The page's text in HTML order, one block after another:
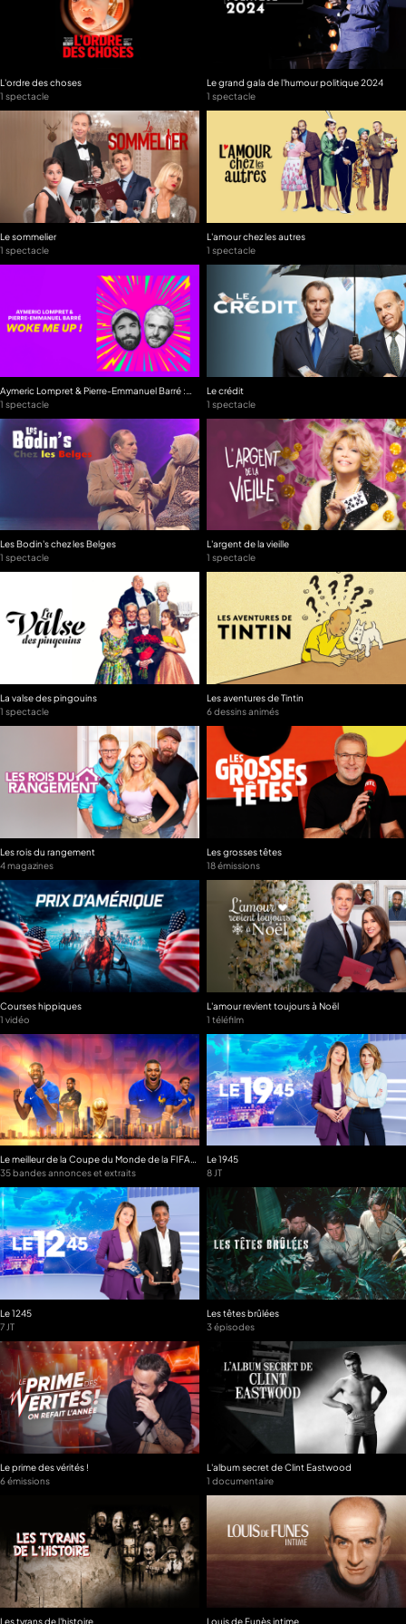
L'ordre des choses
1 spectacle
Le grand gala de l'humour politique 2024
1 spectacle
Le sommelier
1 spectacle
L'amour chez les autres
1 spectacle
Aymeric Lompret & Pierre-Emmanuel Barré :
Woke me up !
1 spectacle
Le crédit
1 spectacle
Les Bodin's chez les Belges
1 spectacle
L'argent de la vieille
1 spectacle
La valse des pingouins
1 spectacle
Les aventures de Tintin
6 dessins animés
Les rois du rangement
4 magazines
Les grosses têtes
18 émissions
Courses hippiques
1 vidéo
L'amour revient toujours à Noël
1 téléfilm
Le meilleur de la Coupe du Monde de la FIFA
2026
35 bandes annonces et extraits
Le 1945
8 JT
Le 1245
7 JT
Les têtes brûlées
3 épisodes
Le prime des vérités !
6 émissions
L'album secret de Clint Eastwood
1 documentaire
Les tyrans de l'histoire
Louis de Funès intime